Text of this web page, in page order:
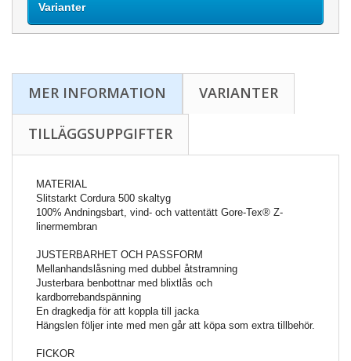
Varianter
MER INFORMATION VARIANTER
TILLÄGGSUPPGIFTER
MATERIAL
Slitstarkt Cordura 500 skaltyg
100% Andningsbart, vind- och vattentätt Gore-Tex® Z-
linermembran
JUSTERBARHET OCH PASSFORM
Mellanhandslåsning med dubbel åtstramning
Justerbara benbottnar med blixtlås och
kardborrebandspänning
En dragkedja för att koppla till jacka
Hängslen följer inte med men går att köpa som extra tillbehör.
FICKOR